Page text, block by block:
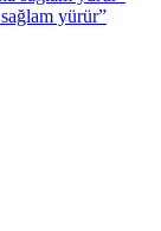
yürür”